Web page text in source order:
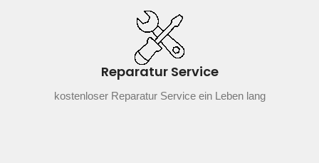
Reparatur Service
kostenloser Reparatur Service ein Leben lang